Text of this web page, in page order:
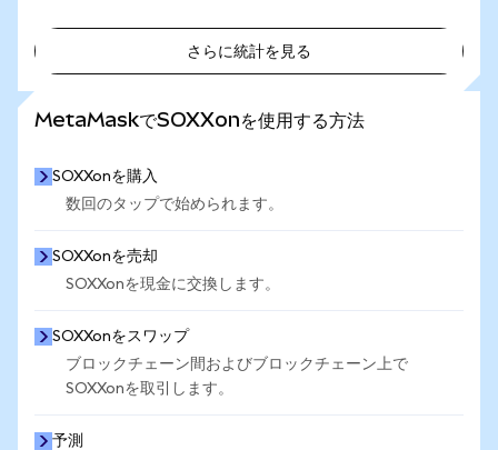
さらに統計を見る
MetaMaskでSOXXonを使用する方法
SOXXonを購入
数回のタップで始められます。
SOXXonを売却
SOXXonを現金に交換します。
SOXXonをスワップ
ブロックチェーン間およびブロックチェーン上で
SOXXonを取引します。
予測